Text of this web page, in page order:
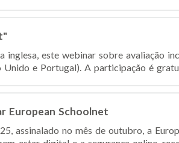
este webinar sobre avaliação
e Portugal). A participação é
European Schoolnet
assinalado no mês de outubro, a